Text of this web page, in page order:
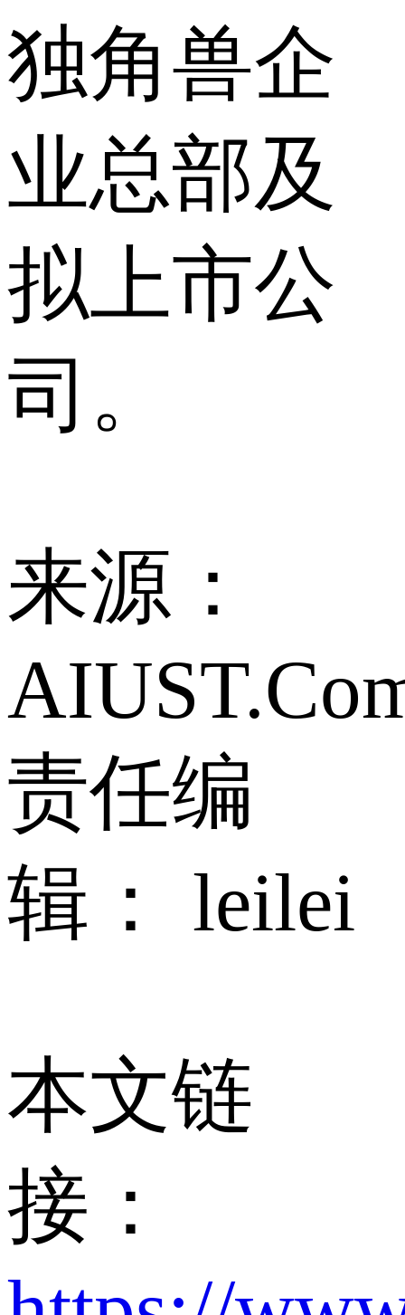
独角兽企
业总部及
拟上市公
司。
来源：
责任编
辑： leilei
本文链
接：